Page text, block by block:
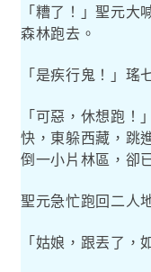
「糟了！」聖元
森林跑去。
「是疾行鬼！」瑤
「可惡，休想跑
快，東躲西藏，跳
倒一小片林區，卻
聖元急忙跑回二人
「姑娘，跟丟了，